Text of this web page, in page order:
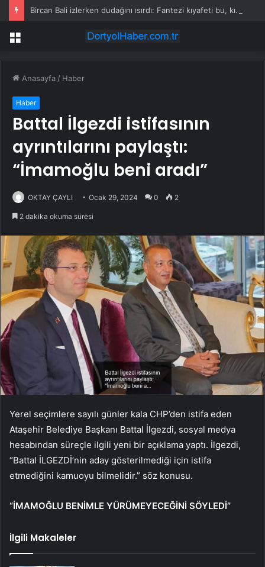
Bircan Bali izlerken dudağını ısırdı: Fantezi kıyafeti bu, kırbaç eksik
Menü
Anasayfa / Haber
Haber
Battal İlgezdi istifasının
ayrıntılarını paylaştı:
“İmamoğlu beni aradı”
OKTAY ÇAYLI Ocak 29, 2024 0 2
2 dakika okuma süresi
Yerel seçimlere sayılı günler kala CHP’den istifa eden
Ataşehir Belediye Başkanı Battal İlgezdi, sosyal medya
hesabından süreçle ilgili yeni bir açıklama yaptı. İlgezdi,
“Battal İLGEZDİ’nin aday gösterilmediği için istifa
etmediğini kamuoyu bilmelidir.” söz konusu.
“İMAMOĞLU BENİMLE YÜRÜMEYECEĞİNİ SÖYLEDİ”
İlgili Makaleler